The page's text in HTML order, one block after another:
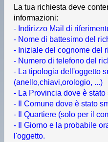
La tua richiesta deve
informazioni:
- Indirizzo Mail di
- Nome di battesimo del
- Iniziale del cognome del
- Numero di telefono del
- La tipologia dell'oggetto
(anello,chiavi,orologio, ...)
- La Provincia dove è stato
- Il Comune dove è stato
- Il Quartiere (solo per il
- Il Giorno e la probabile
l'oggetto.